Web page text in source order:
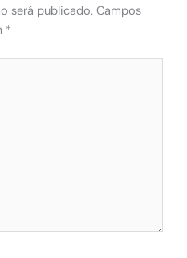
será publicado. Campos
*